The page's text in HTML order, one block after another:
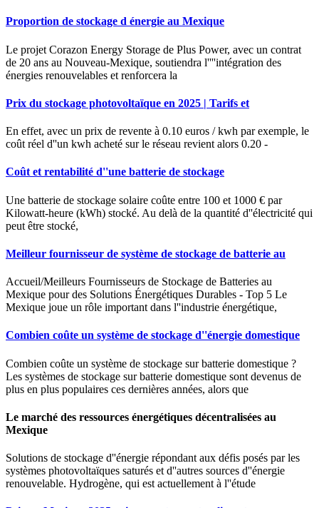
Proportion de stockage d énergie au Mexique
Le projet Corazon Energy Storage de Plus Power, avec un contrat
de 20 ans au Nouveau-Mexique, soutiendra l''''intégration des
énergies renouvelables et renforcera la
Prix du stockage photovoltaïque en 2025 | Tarifs et
En effet, avec un prix de revente à 0.10 euros / kwh par exemple, le
coût réel d''un kwh acheté sur le réseau revient alors 0.20 -
Coût et rentabilité d''une batterie de stockage
Une batterie de stockage solaire coûte entre 100 et 1000 € par
Kilowatt-heure (kWh) stocké. Au delà de la quantité d''électricité qui
peut être stocké,
Meilleur fournisseur de système de stockage de batterie au
Accueil/Meilleurs Fournisseurs de Stockage de Batteries au
Mexique pour des Solutions Énergétiques Durables - Top 5 Le
Mexique joue un rôle important dans l''industrie énergétique,
Combien coûte un système de stockage d''énergie domestique
Combien coûte un système de stockage sur batterie domestique ?
Les systèmes de stockage sur batterie domestique sont devenus de
plus en plus populaires ces dernières années, alors que
Le marché des ressources énergétiques décentralisées au
Mexique
Solutions de stockage d''énergie répondant aux défis posés par les
systèmes photovoltaïques saturés et d''autres sources d''énergie
renouvelable. Hydrogène, qui est actuellement à l''étude